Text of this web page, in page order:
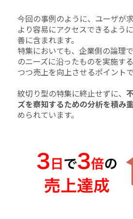
今回の事例のように、ユーザが
より容易にアクセスできるよう
善に含まれます。
特集においても、企業側の論理
のニーズに沿ったものを実施す
つつ売上を向上させるポイントで
紋切り型の特集に終止せずに、
ズを察知するための分析を積み
められています。